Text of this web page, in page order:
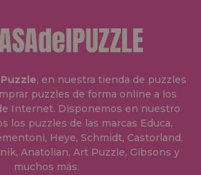
, en nuestra tienda de puzzles
puzzles de forma online a los
Internet. Disponemos en nuestro
los puzzles de las marcas Educa,
Heye, Schmidt, Castorland,
Anatolian, Art Puzzle, Gibsons y
muchos más.